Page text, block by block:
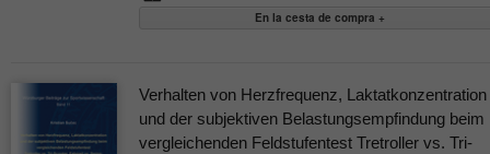
Verhalten von Herzfrequenz, Laktatkonzentration
und der subjektiven Belastungsempfindung beim
vergleichenden Feldstufentest Tretroller vs. Tri-